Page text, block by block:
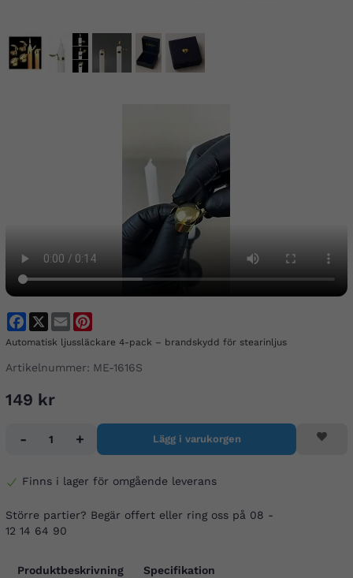
FacebookEmail
Automatisk ljussläckare 4-pack – brandskydd för stearinljus
Artikelnummer: ME-1616S
149 kr
- + Lägg i varukorgen
Finns i lager för omgående leverans
Större partier? Begär offert eller ring oss på 08 -
12 14 64 90
Produktbeskrivning Specifikation